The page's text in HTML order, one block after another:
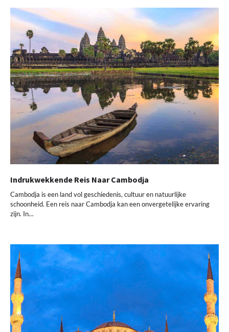
Indrukwekkende Reis Naar Cambodja
Cambodja is een land vol geschiedenis, cultuur en natuurlijke
schoonheid. Een reis naar Cambodja kan een onvergetelijke ervaring
zijn. In…